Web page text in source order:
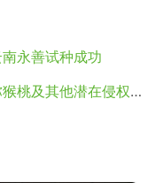
永善试种成功
品牌已被佳沛纳入常规监测计划